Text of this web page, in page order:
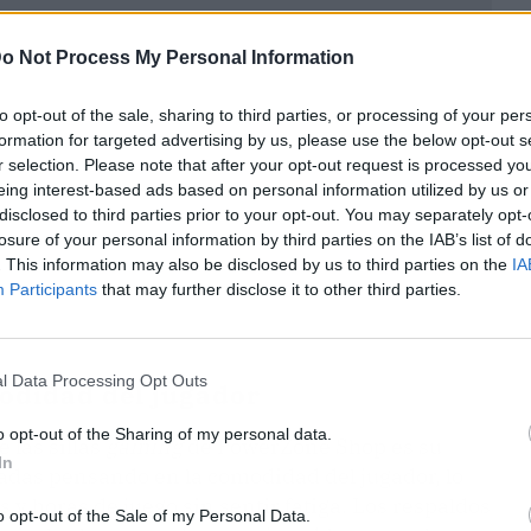
Not Process My Personal Information
opt-out of the sale, sharing to third parties, or processing of your
for targeted advertising by us, please use the below opt-out
selection. Please note that after your opt-out request is processed
interest-based ads based on personal information utilized by us
to third parties prior to your opt-out. You may separately
of your personal information by third parties on the IAB’s list of
This information may also be disclosed by us to third parties on the
Participants that may further disclose it to other third parties.
Data Processing Opt Outs
opt-out of the Sharing of my personal data.
opt-out of the Sale of my Personal Data.
del jugador
las sillasgamingde PowerZone Shop es su
pensando en la comodidad del jugador, lo
horas de juego sin sentir fatiga. Los respaldos